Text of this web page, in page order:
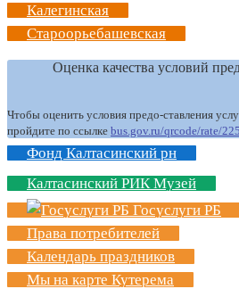
Калегинская
Староорьебашевская
Оценка качества условий
Чтобы оценить условия предо-ставления
пройдите по ссылке bus.gov.ru/qrcode/rate/
Фонд Калтасинский рн
Калтасинский РИК Музей
Госуслуги РБ
Права потребителей
Календарь праздников
Мы на карте Кутерема